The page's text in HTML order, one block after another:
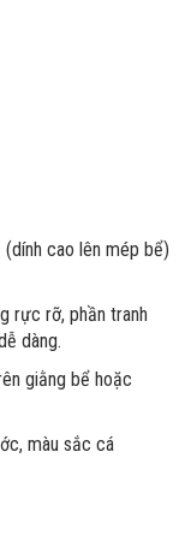
cao lên mép bể)
rực rỡ, phần tranh
dàng.
giằng bể hoặc
màu sắc cá